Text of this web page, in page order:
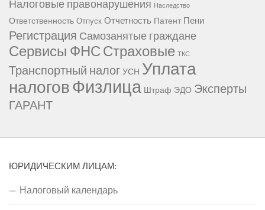
Налоговые правонарушения Наследство
Ответственность Отпуск Отчетность Патент Пени
Регистрация Самозанятые граждане
Сервисы ФНССтраховые ТКС
Транспортный налогУСН Уплата
налоговФизлица Штраф ЭДО Эксперты
ГАРАНТ
ЮРИДИЧЕСКИМ ЛИЦАМ:
Налоговый календарь